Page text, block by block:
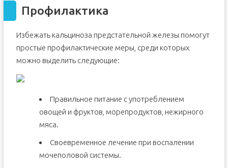
Профилактика
Избежать кальциноза предстательной железы помогут
простые профилактические меры, среди которых
можно выделить следующие:
Правильное питание с употреблением
овощей и фруктов, морепродуктов, нежирного
мяса.
Своевременное лечение при воспалении
мочеполовой системы.